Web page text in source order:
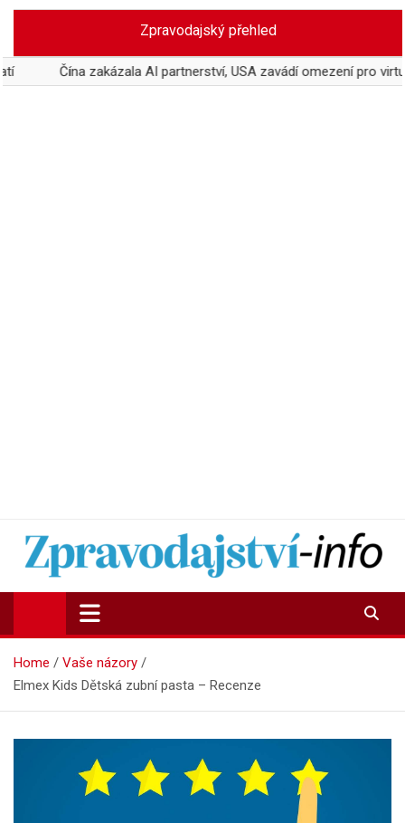
Skip
content
Zpravodajský přehled
Čína zakázala AI partnerství, USA zavádí omezení pro virtuální
Zpravodajství-info.cz
Aktuality a informace on-line
Home
Vaše názory
Elmex Kids Dětská zubní pasta – Recenze